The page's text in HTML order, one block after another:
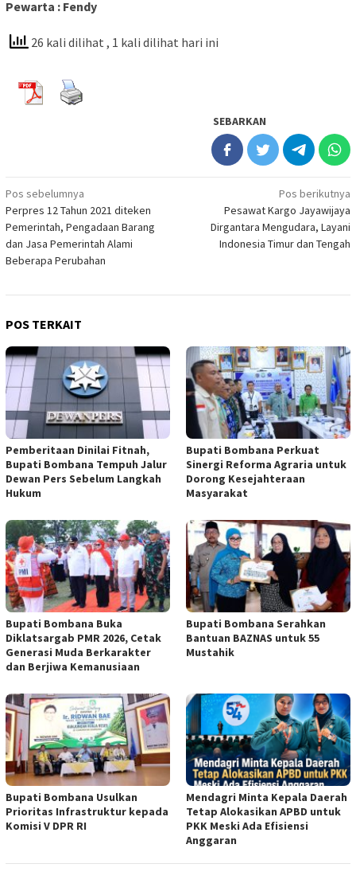
Pewarta : Fendy
26 kali dilihat , 1 kali dilihat hari ini
SEBARKAN
Navigasi
pos
Pos sebelumnya
Perpres 12 Tahun 2021 diteken
Pemerintah, Pengadaan Barang
dan Jasa Pemerintah Alami
Beberapa Perubahan
Pos berikutnya
Pesawat Kargo Jayawijaya
Dirgantara Mengudara, Layani
Indonesia Timur dan Tengah
POS TERKAIT
Pemberitaan Dinilai Fitnah,
Bupati Bombana Tempuh Jalur
Dewan Pers Sebelum Langkah
Hukum
Bupati Bombana Perkuat
Sinergi Reforma Agraria untuk
Dorong Kesejahteraan
Masyarakat
Bupati Bombana Buka
Diklatsargab PMR 2026, Cetak
Generasi Muda Berkarakter
dan Berjiwa Kemanusiaan
Bupati Bombana Serahkan
Bantuan BAZNAS untuk 55
Mustahik
Bupati Bombana Usulkan
Prioritas Infrastruktur kepada
Komisi V DPR RI
Mendagri Minta Kepala Daerah
Tetap Alokasikan APBD untuk
PKK Meski Ada Efisiensi
Anggaran